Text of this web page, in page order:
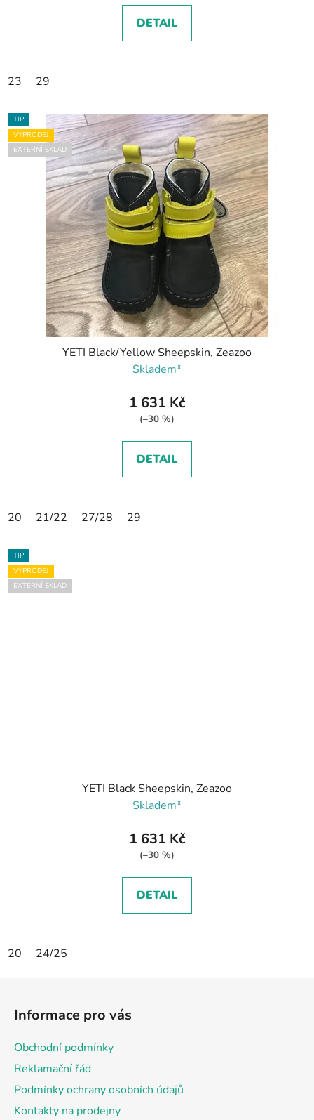
DETAIL
23 29
TIP
VÝPRODEJ
EXTERNÍ SKLAD
YETI Black/Yellow Sheepskin, Zeazoo
Skladem*
1 631 Kč
(–30 %)
DETAIL
20 21/22 27/28 29
TIP
VÝPRODEJ
EXTERNÍ SKLAD
YETI Black Sheepskin, Zeazoo
Skladem*
1 631 Kč
(–30 %)
DETAIL
20 24/25
Informace pro vás
Obchodní podmínky
Reklamační řád
Podmínky ochrany osobních údajů
Kontakty na prodejny